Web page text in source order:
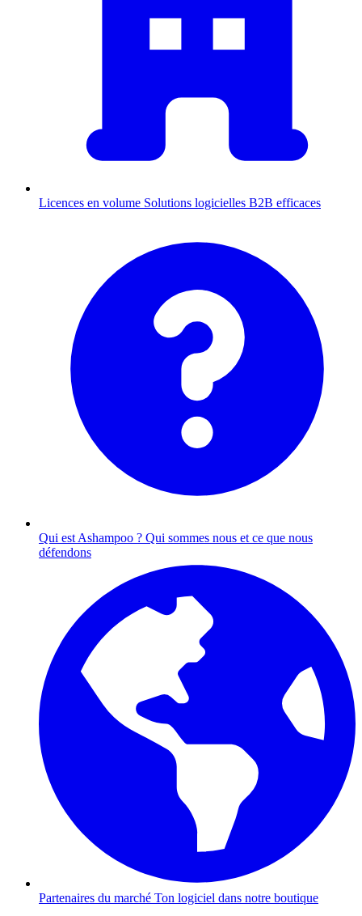
Licences en volume Solutions logicielles B2B efficaces
Qui est Ashampoo ? Qui sommes nous et ce que nous
défendons
Partenaires du marché Ton logiciel dans notre boutique